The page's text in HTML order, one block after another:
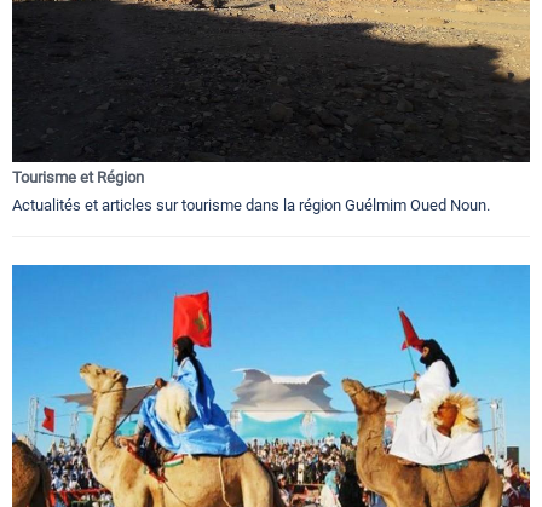
Tourisme et Région
Actualités et articles sur tourisme dans la région Guélmim Oued Noun.